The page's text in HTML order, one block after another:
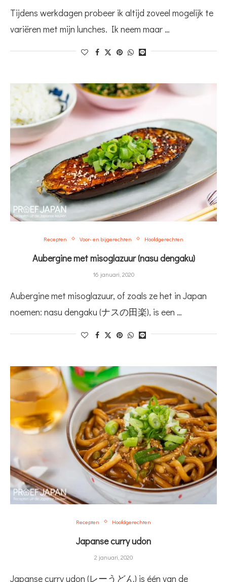
Tijdens werkdagen probeer ik altijd zoveel mogelijk te
variëren met mijn lunches. Ik neem maar …
Recepten Voor- en bijgerechten Hoofdgerechten
Aubergine met misoglazuur (nasu dengaku)
16 januari, 2020
Aubergine met misoglazuur, of zoals ze het in Japan
noemen: nasu dengaku (ナスの田楽), is een …
Recepten Hoofdgerechten
Japanse curry udon
2 januari, 2020
Japanse curry udon (レーうどん) is één van de